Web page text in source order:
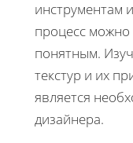
инструментам
процесс можно
понятным.
текстур и их
является
дизайнера.